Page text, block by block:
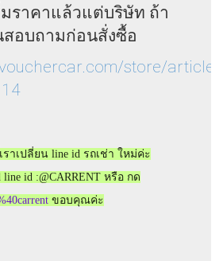
ราคาแล้วแต่บริษัท ถ้า
สอบถามก่อนสั่งซื้อ
store/
าเปลี่ยน line id รถเช่า ใหม่ค่ะ
id :@CARRENT หรือ กด
ขอบคุณค่ะ